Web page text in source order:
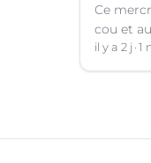
Ce
cou et
(Hérault).
il y a 2 j 1